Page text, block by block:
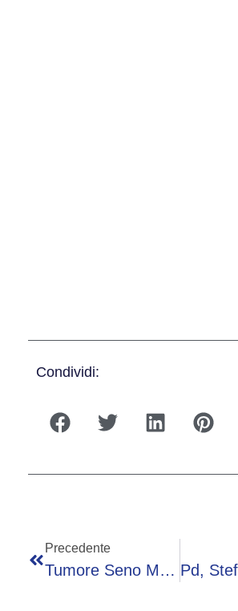
Condividi:
Precedente
Tumore Seno Metastatico, Punzo (Europa Donna): “Fare Squadra Per Accesso Equo A Cure”